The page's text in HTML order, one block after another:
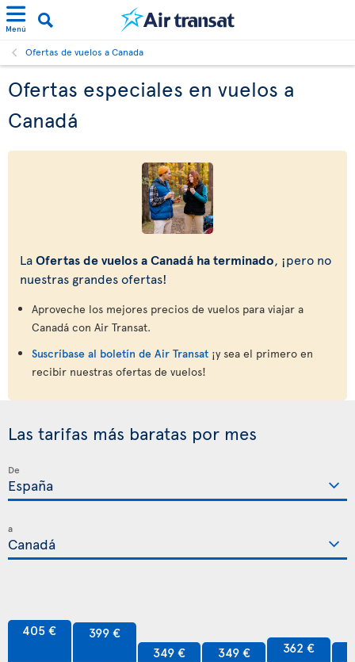
Menú
Ofertas de vuelos a Canada
Ofertas especiales en vuelos a
Canadá
LaOfertas de vuelos a Canadá ha terminado, ¡pero no
nuestras grandes ofertas!
Aproveche los mejores precios de vuelos para viajar a
Canadá con Air Transat.
Suscríbase al boletín de Air Transat ¡y sea el primero en
recibir nuestras ofertas de vuelos!
Las tarifas más baratas por mes
De
a
405 € 399 €
349 € 349 € 362 €